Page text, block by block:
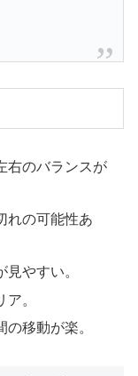
右のバランスが
れの可能性あ
やすい。
。
移動が楽。